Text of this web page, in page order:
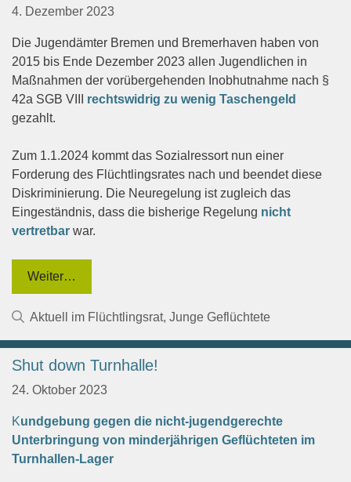
4. Dezember 2023
Die Jugendämter Bremen und Bremerhaven haben von
2015 bis Ende Dezember 2023 allen Jugendlichen in
Maßnahmen der vorübergehenden Inobhutnahme nach §
42a SGB VIII rechtswidrig zu wenig Taschengeld
gezahlt.
Zum 1.1.2024 kommt das Sozialressort nun einer
Forderung des Flüchtlingsrates nach und beendet diese
Diskriminierung. Die Neuregelung ist zugleich das
Eingeständnis, dass die bisherige Regelung nicht
vertretbar war.
Weiter…
Kategorien
Aktuell im Flüchtlingsrat, Junge Geflüchtete
Shut down Turnhalle!
24. Oktober 2023
Kundgebung gegen die nicht-jugendgerechte
Unterbringung von minderjährigen Geflüchteten im
Turnhallen-Lager